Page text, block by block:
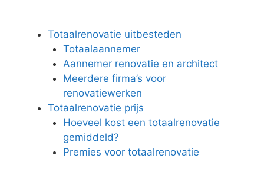
Totaalrenovatie uitbesteden
Totaalaannemer
Aannemer renovatie en architect
Meerdere firma’s voor
renovatiewerken
Totaalrenovatie prijs
Hoeveel kost een totaalrenovatie
gemiddeld?
Premies voor totaalrenovatie